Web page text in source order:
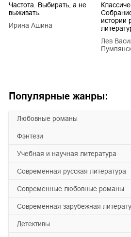
Популярные жанры:
любовные романы
фэнтези
учебная и научная литература
современная русская литература
современные любовные романы
современная зарубежная
детективы
Частота. Выбирать, а не
выживать.
Ирина Ашина
истории
Лев